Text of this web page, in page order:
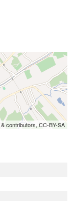
& contributors, CC-BY-SA